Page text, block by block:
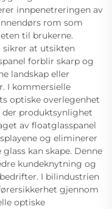
innpenetreringen av
rom som
til brukerne.
at utsikten
forblir skarp og
landskap eller
I kommersielle
optiske overlegenhet
produktsynlighet
av floatglasspanel
og eliminerer
kan skape. Denne
kundeknytning og
I bilindustrien
gjennom
optiske